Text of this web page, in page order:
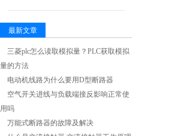
最新文章
三菱plc怎么读取模拟量？PLC获取模拟
量的方法
电动机线路为什么要用D型断路器
空气开关进线与负载端接反影响正常使
用吗
万能式断路器的故障及解决